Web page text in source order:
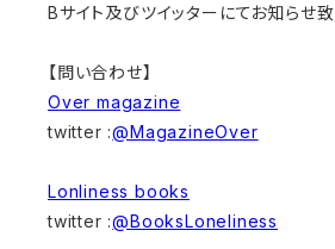
Bサイト及びツイッターにてお知らせ致
【問い合わせ】
Over magazine
twitter :@MagazineOver
Lonliness books
twitter :@BooksLoneliness